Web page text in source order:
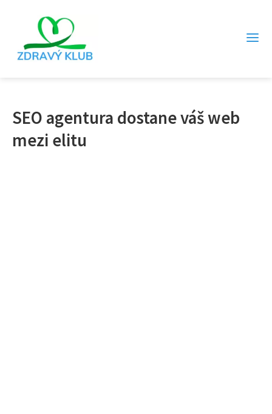
SEO agentura dostane váš web
mezi elitu